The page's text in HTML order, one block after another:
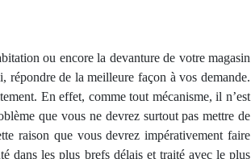
ou encore la devanture de votre magasin
répondre de la meilleure façon à vos demande.
En effet, comme tout mécanisme, il n’est
que vous ne devrez surtout pas mettre de
raison que vous devrez impérativement faire
dans les plus brefs délais et traité avec le plus